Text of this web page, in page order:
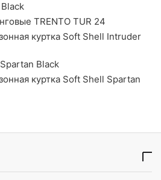
TRENTO TUR 24
куртка Soft Shell Intruder
Black
куртка Soft Shell Spartan